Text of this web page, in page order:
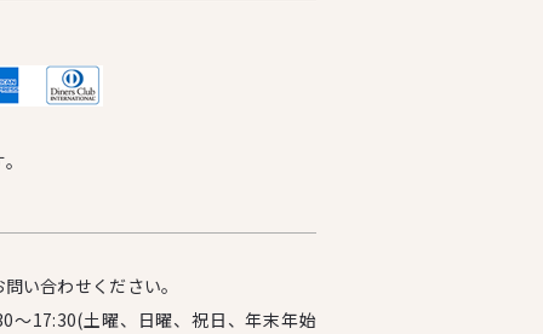
い合わせください。
～17:30(土曜、日曜、祝日、年末年始